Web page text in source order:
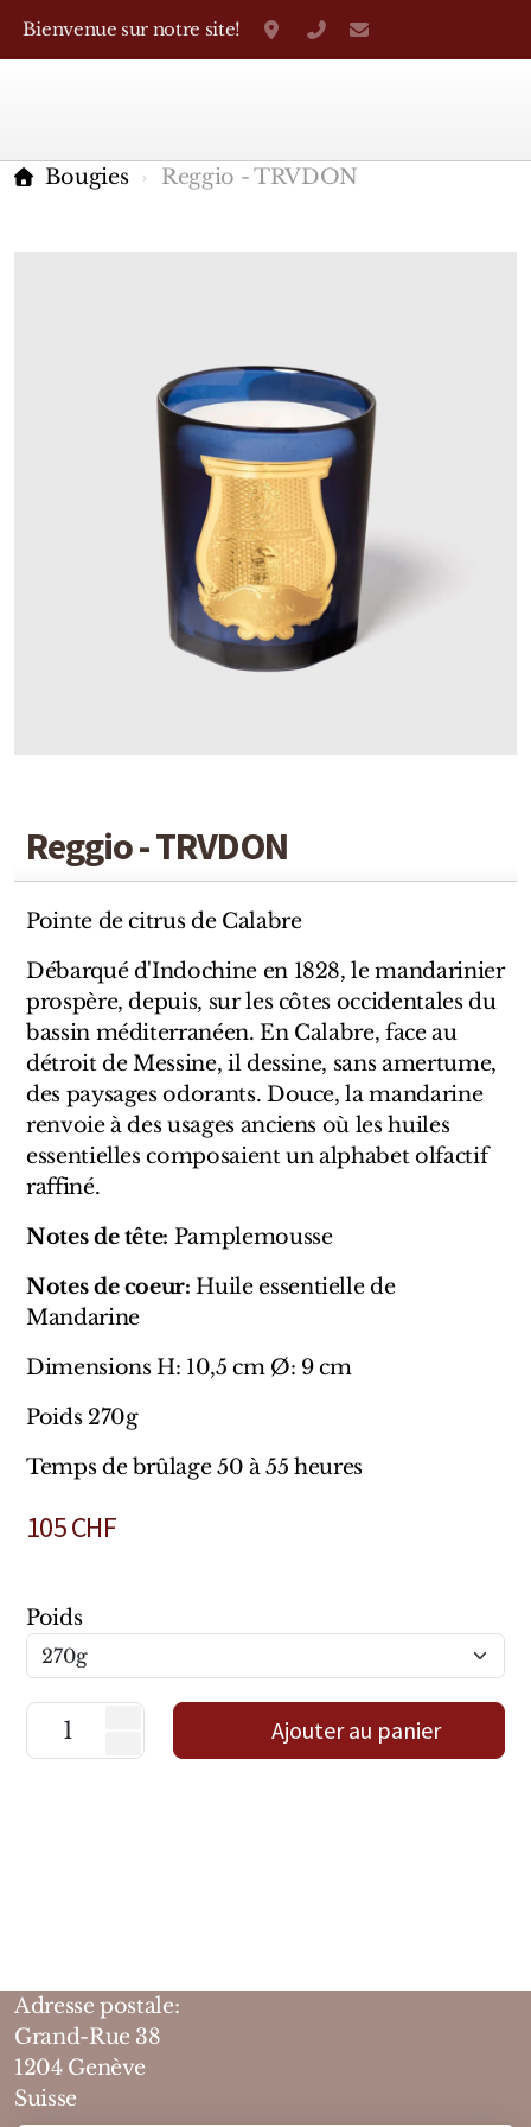
Bienvenue sur notre site! Grand-Rue 38, Genève
+41 22 310 38 75
Bougies Reggio - TRVDON
Reggio - TRVDON
Pointe de citrus de Calabre
Débarqué d'Indochine en 1828, le mandarinier
prospère, depuis, sur les côtes occidentales du
bassin méditerranéen. En Calabre, face au
détroit de Messine, il dessine, sans amertume,
des paysages odorants. Douce, la mandarine
renvoie à des usages anciens où les huiles
essentielles composaient un alphabet olfactif
raffiné.
Notes de tête: Pamplemousse
Notes de coeur: Huile essentielle de
Mandarine
Dimensions H: 10,5 cm Ø: 9 cm
Poids 270g
Temps de brûlage 50 à 55 heures
105CHF
Poids
Ajouter au panier
Adresse postale:
Grand-Rue 38
1204 Genève
Suisse
Marques Françaises
Stéphane Humbert Lucas
The Different Company
Perris Monte-carlo
Robert Piguet
Sensatio
Trudon
Marques Italiennes
Eau D'Italie
Santa Maria Novella
Créateur Olfactif Genève
Marques Néerlandaises
Pure Distance
Marques Anglaises
Pour Lui
Pour Elle